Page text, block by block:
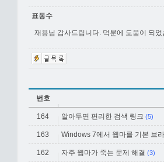
표동수
재용님 감사드립니다. 덕분에 도움이 되었
번호
164 알아두면 편리한 검색 링크 (5)
163 Windows 7에서 웹마를 기본 브
162 자주 웹마가 죽는 문제 해결 (3)